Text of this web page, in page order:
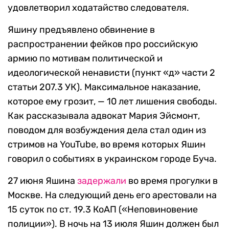
удовлетворил ходатайство следователя.
Яшину предъявлено обвинение в
распространении фейков про российскую
армию по мотивам политической и
идеологической ненависти (пункт «д» части 2
статьи 207.3 УК). Максимальное наказание,
которое ему грозит, — 10 лет лишения свободы.
Как рассказывала адвокат Мария Эйсмонт,
поводом для возбуждения дела стал один из
стримов на YouTube, во время которых Яшин
говорил о событиях в украинском городе Буча.
27 июня Яшина задержали во время прогулки в
Москве. На следующий день его арестовали на
15 суток по ст. 19.3 КоАП («Неповиновение
полиции»). В ночь на 13 июля Яшин должен был